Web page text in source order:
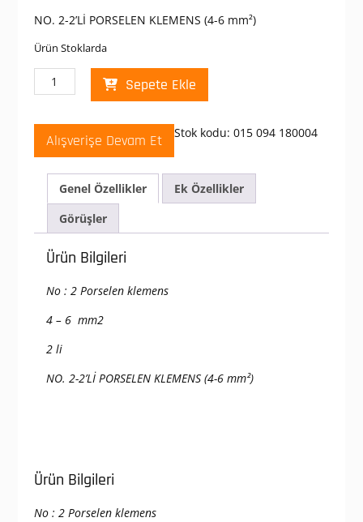
NO. 2-2’Lİ PORSELEN KLEMENS (4-6 mm²)
Ürün Stoklarda
Mutlusan
No
2-
Li
Porselen
Klemens
Sepete Ekle
Alışverişe Devam Et Stok kodu: 015 094 180004
Genel Özellikler
Ek Özellikler
Görüşler
Ürün Bilgileri
No : 2 Porselen klemens
4 – 6 mm2
2 li
NO. 2-2’Lİ PORSELEN KLEMENS (4-6 mm²)
Ürün Bilgileri
No : 2 Porselen klemens